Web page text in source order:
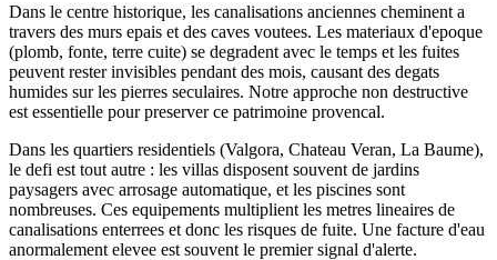
Dans le centre historique, les canalisations anciennes cheminent a
travers des murs epais et des caves voutees. Les materiaux d'epoque
(plomb, fonte, terre cuite) se degradent avec le temps et les fuites
peuvent rester invisibles pendant des mois, causant des degats
humides sur les pierres seculaires. Notre approche non destructive
est essentielle pour preserver ce patrimoine provencal.
Dans les quartiers residentiels (Valgora, Chateau Veran, La Baume),
le defi est tout autre : les villas disposent souvent de jardins
paysagers avec arrosage automatique, et les piscines sont
nombreuses. Ces equipements multiplient les metres lineaires de
canalisations enterrees et donc les risques de fuite. Une facture d'eau
anormalement elevee est souvent le premier signal d'alerte.